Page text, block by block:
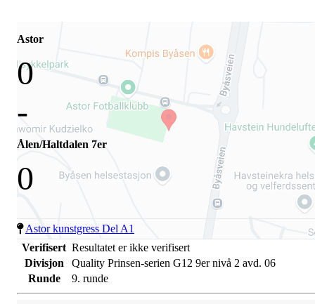
Astor
0
-
Ålen/Haltdalen 7er
0
Astor kunstgress Del A1
Verifisert Resultatet er ikke verifisert
Divisjon
Quality Prinsen-serien G12 9er nivå 2 avd. 06
Runde
9. runde